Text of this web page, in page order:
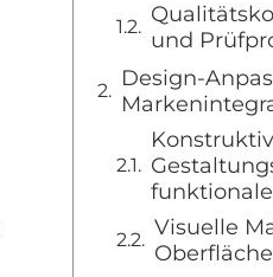
und
Design-
Visuelle